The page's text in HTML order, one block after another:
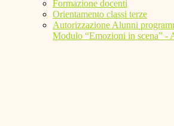
Formazione docenti
Orientamento classi terze
Autorizzazione Alunni
Modulo “Emozioni in scena” -